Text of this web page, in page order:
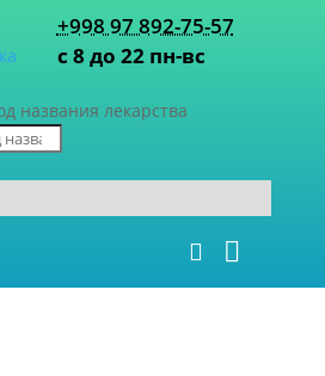
+998 97 892-75-57
с 8 до 22 пн-вс
названия лекарства